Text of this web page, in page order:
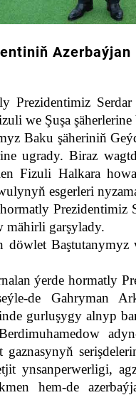
Prezidentimiz
we Şuşa
Baku şäheriniň
ugrady.Biraz
Fizuli Halkara
esgerleri
Prezidentimiz
mähirli garşylady.
döwlet
ýerde hormatly
de Gahryman
gurluşygy alnyp
gaznasynyň
ynsanperwerligi,
hem-de